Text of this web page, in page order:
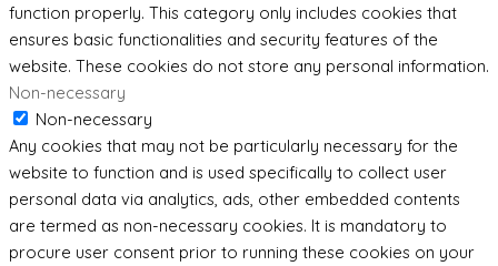
function properly. This category only includes cookies that
ensures basic functionalities and security features of the
website. These cookies do not store any personal information.
Non-necessary
Non-necessary
Any cookies that may not be particularly necessary for the
website to function and is used specifically to collect user
personal data via analytics, ads, other embedded contents
are termed as non-necessary cookies. It is mandatory to
procure user consent prior to running these cookies on your